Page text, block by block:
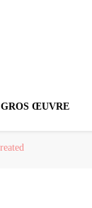
GROS ŒUVRE